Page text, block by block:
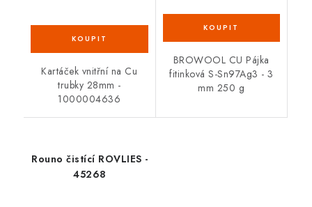
Kartáček vnitřní na Cu
trubky 28mm -
1000004636
BROWOOL CU Pájka
fitinková S-Sn97Ag3 - 3
mm 250 g
Rouno čistící ROVLIES -
45268